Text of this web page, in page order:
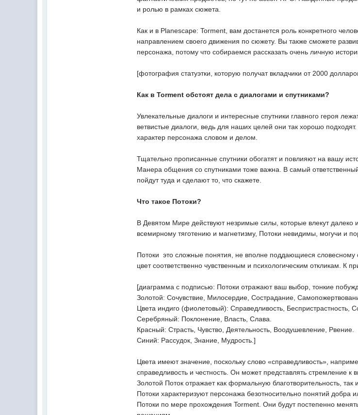
и ролью в рамках сюжета.
Как и в Planescape: Torment, вам достанется роль конкретного
направлением своего движения по сюжету. Вы также сможете
персонажа, потому что собираемся рассказать очень личную
[фотография статуэтки, которую получат вкладчики от 2000
Как в Torment обстоят дела с диалогами и спутниками?
Увлекательные диалоги и интересные спутники главного героя
ветвистые диалоги, ведь для наших целей они так хорошо
характер персонажа словом и делом.
Тщательно прописанные спутники обогатят и повлияют на вашу
Манера общения со спутниками тоже важна. В самый
пойдут туда и сделают то, что скажете.
Что такое Потоки?
В Девятом Мире действуют незримые силы, которые влекут
всемирному тяготению и магнетизму, Потоки невидимы, могучи и
Потоки  это сложные понятия, не вполне поддающиеся
цвет соответственно чувственным и психологическим откликам. К
[диаграмма с подписью: Потоки отражают ваш выбор, тонкие
Золотой: Сочувствие, Милосердие, Сострадание,
Цвета индиго (фиолетовый): Справедливость, Беспристрастность,
Серебряный: Поклонение, Власть, Слава.
Красный: Страсть, Чувство, Деятельность, Воодушевление, Рвение.
Синий: Рассудок, Знание, Мудрость.]
Цвета имеют значение, поскольку слово «справедливость»,
справедливость и честность. Он может представлять стремление
Золотой Поток отражает как формальную благотворительность,
Потоки характеризуют персонажа безотносительно понятий
Потоки по мере прохождения Torment. Они будут постепенно